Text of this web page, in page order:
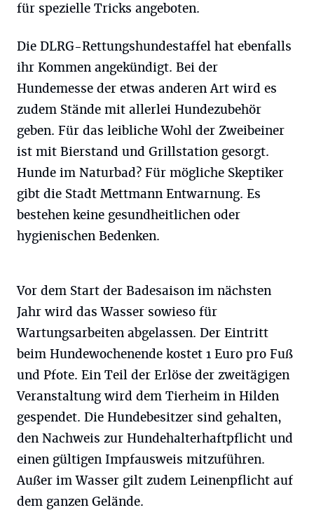
für spezielle Tricks angeboten.
Die DLRG-Rettungshundestaffel hat ebenfalls
ihr Kommen angekündigt. Bei der
Hundemesse der etwas anderen Art wird es
zudem Stände mit allerlei Hundezubehör
geben. Für das leibliche Wohl der Zweibeiner
ist mit Bierstand und Grillstation gesorgt.
Hunde im Naturbad? Für mögliche Skeptiker
gibt die Stadt Mettmann Entwarnung. Es
bestehen keine gesundheitlichen oder
hygienischen Bedenken.
Vor dem Start der Badesaison im nächsten
Jahr wird das Wasser sowieso für
Wartungsarbeiten abgelassen. Der Eintritt
beim Hundewochenende kostet 1 Euro pro Fuß
und Pfote. Ein Teil der Erlöse der zweitägigen
Veranstaltung wird dem Tierheim in Hilden
gespendet. Die Hundebesitzer sind gehalten,
den Nachweis zur Hundehalterhaftpflicht und
einen gültigen Impfausweis mitzuführen.
Außer im Wasser gilt zudem Leinenpflicht auf
dem ganzen Gelände.